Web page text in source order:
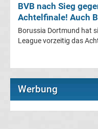
der
Landesmeister
BVB nach Sieg
Achtelfinale! Auch
Borussia Dortmund hat
League vorzeitig das
Werbung